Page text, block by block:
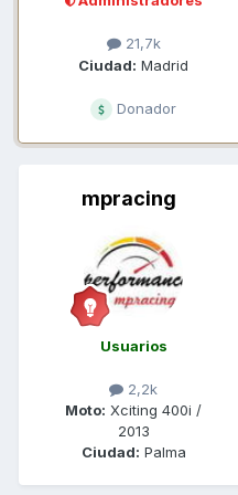
21,7k
Ciudad: Madrid
Donador
mpracing
Usuarios
2,2k
Moto: Xciting 400i /
2013
Ciudad: Palma